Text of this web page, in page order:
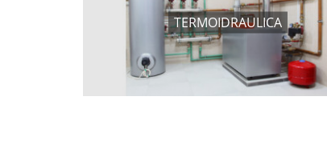
TERMOIDRAULICA